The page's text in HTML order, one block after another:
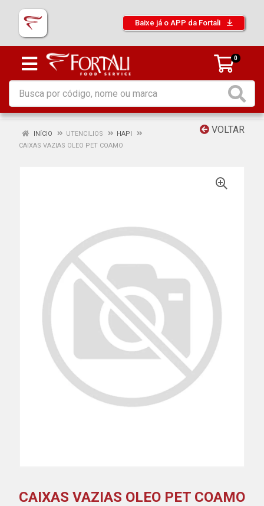
Baixe já o APP da Fortali
0
VOLTAR
INÍCIO UTENCILIOS
HAPI
CAIXAS VAZIAS OLEO PET COAMO
CAIXAS VAZIAS OLEO PET COAMO